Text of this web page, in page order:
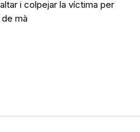
i colpejar la víctima per
mà